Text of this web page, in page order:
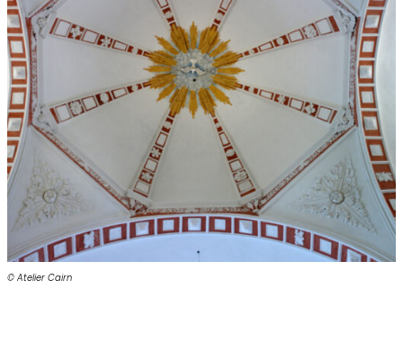
© Atelier Cairn